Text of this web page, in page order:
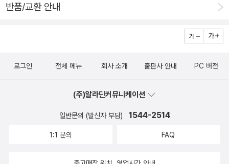
년대까지 남아시아에서 벌어진 전쟁에 대해서 소중한 정보를 얻
었다. 베트남 전쟁은 한국과 관련이 깊기 때문에 알고 있었지만
베트남 전쟁의 여파가 라오스, 캄보디아로 확대되었음은 잘 알지
크메르 루주 정권의 제노사이드도 그 배경과 전개 과정을 전반적
전쟁(레바논 내전, 이란 혁명, 소련-아프가니스탄 전쟁, 이란-이
라크 전쟁)은 미소의 전쟁 개입으로 무장 정파 등의 급진파들을
만들어내는 데 기여하면서 현재에도 영향을 끼친다는 의미에서
설득력 있어 좋았다. 아쉬운 점들도 있다. 첫 번째로, 1960년대
되고 왜곡되어 있는지 알 수 있었다. <생각의 요새>에서 언급된
<18~19세기 한국문학, 차이의 근대성>에서도 우리가 받아들이
는 근대화-근대성 담론의 원형은 ‘서구 중심의 근대성론’이라고
이 겹쳐지면서 형성되었음을 알 수 있다. 한국을 이해하는데도 오
되는 해였으나 남북 관계의 경색으로 '역시나... 또는 지금껏 해온
노력이 무슨 소용이야?'하는 말이 나올 법하지만 그럴 때일수록
과거를 돌아보는 일은 그 어느 때보다 중요하다 느낀다. 이럴 때
로 발맞춰 나와주어 독자로서 참으로 감사했다. 북한의 태도가 왜
어떨지.저 책들은 언제 다 읽나 싶은데 아무튼 아시아사부터 읽어
보는 것으로 해야지.요새는 춥기도 했고 낙엽도 다 떨어져서 찍을
만한 사진이 없었다. 어느 날 층층의 구름이 멋있길래 건진 사진
같다. 팀에서 한 명의 사람이 빠져나가고 인원은 충원이 안 되고
주고 뽑을 사람은 어느 정도 검증된 실력의 사람을 뽑을려고 하니
반품/교환 안내
로그인 전체 메뉴 회사 소개 출판사 안내 PC 버전
(주)알라딘커뮤니케이션
일반문의 (발신자 부담) 1544-2514
1:1 문의 FAQ